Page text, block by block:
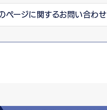
ページに関するお問い合わせ